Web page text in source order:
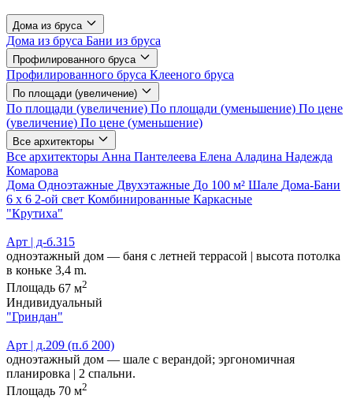
Дома из бруса
Дома из бруса Бани из бруса
Профилированного бруса
Профилированного бруса Клееного бруса
По площади (увеличение)
По площади (увеличение) По площади (уменьшение) По цене
(увеличение) По цене (уменьшение)
Все архитекторы
Все архитекторы Анна Пантелеева Елена Аладина Надежда
Комарова
Дома Одноэтажные Двухэтажные До 100 м² Шале Дома-Бани
6 х 6 2-ой свет Комбинированные Каркасные
"Крутиха"
Арт | д-б.315
одноэтажный дом — баня с летней террасой | высота потолка
в коньке 3,4 m.
Площадь 67 м2
Индивидуальный
"Гриндан"
Арт | д.209 (п.б 200)
одноэтажный дом — шале с верандой; эргономичная
планировка | 2 спальни.
Площадь 70 м2